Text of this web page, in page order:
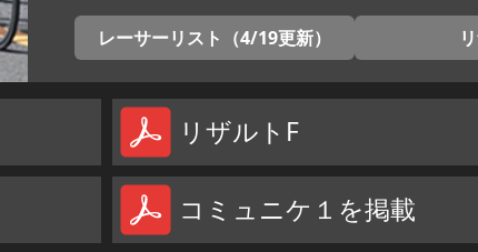
レーサーリスト（4/19更新）
リザルトF
コミュニケ１を掲載